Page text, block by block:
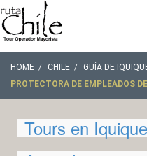
HOME CHILE GUÍA DE
PROTECTORA DE EMPLEADOS
Tours en Iquique